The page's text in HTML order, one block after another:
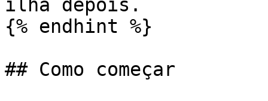
ilha depois.
{% endhint %}
## Como começar